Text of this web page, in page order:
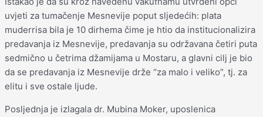
uvjeti za tumačenje Mesnevije poput sljedećih: plata
muderrisa bila je 10 dirhema čime je htio da institucionalizira
predavanja iz Mesnevije, predavanja su održavana četiri puta
sedmično u četrima džamijama u Mostaru, a glavni cilj je bio
da se predavanja iz Mesnevije drže “za malo i veliko”, tj. za
elitu i sve ostale ljude.
Posljednja je izlagala dr. Mubina Moker, uposlenica